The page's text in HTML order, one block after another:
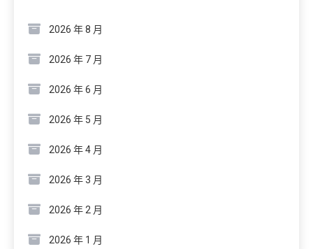
2026 年 8 月
2026 年 7 月
2026 年 6 月
2026 年 5 月
2026 年 4 月
2026 年 3 月
2026 年 2 月
2026 年 1 月